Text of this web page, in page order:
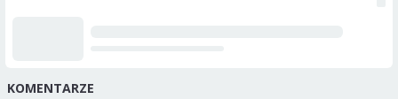
KOMENTARZE